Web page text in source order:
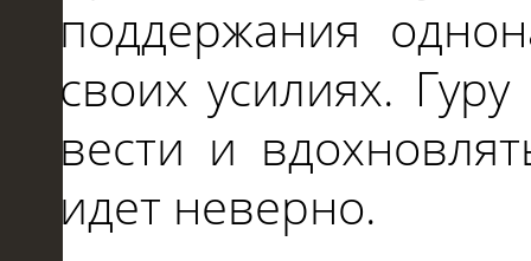
поддержания
своих усилиях.
вести и
идет неверно.